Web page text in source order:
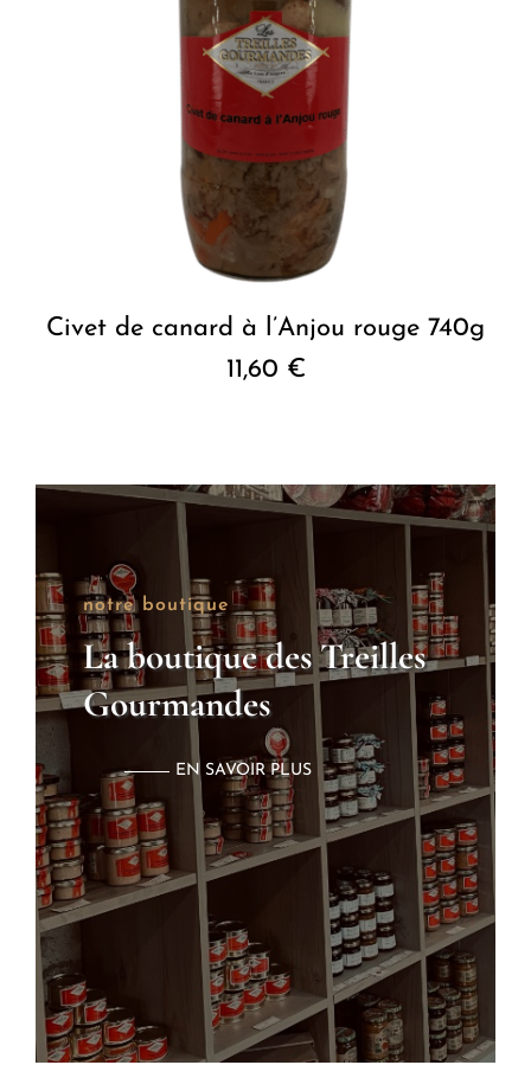
Civet de canard à l’Anjou rouge 740g
11,60 €
notre boutique
La boutique des Treilles
Gourmandes
EN SAVOIR PLUS